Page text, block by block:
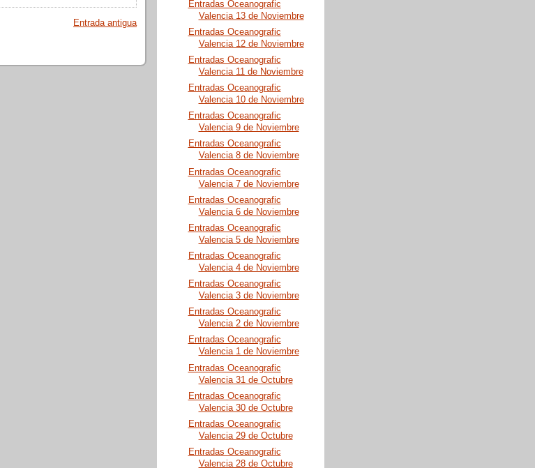
Entrada antigua
Entradas Oceanografic
Valencia 13 de Noviembre
Entradas Oceanografic
Valencia 12 de Noviembre
Entradas Oceanografic
Valencia 11 de Noviembre
Entradas Oceanografic
Valencia 10 de Noviembre
Entradas Oceanografic
Valencia 9 de Noviembre
Entradas Oceanografic
Valencia 8 de Noviembre
Entradas Oceanografic
Valencia 7 de Noviembre
Entradas Oceanografic
Valencia 6 de Noviembre
Entradas Oceanografic
Valencia 5 de Noviembre
Entradas Oceanografic
Valencia 4 de Noviembre
Entradas Oceanografic
Valencia 3 de Noviembre
Entradas Oceanografic
Valencia 2 de Noviembre
Entradas Oceanografic
Valencia 1 de Noviembre
Entradas Oceanografic
Valencia 31 de Octubre
Entradas Oceanografic
Valencia 30 de Octubre
Entradas Oceanografic
Valencia 29 de Octubre
Entradas Oceanografic
Valencia 28 de Octubre